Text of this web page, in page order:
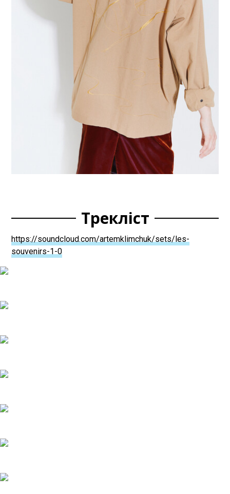
Трекліст
https://soundcloud.com/artemklimchuk/sets/les-
souvenirs-1-0